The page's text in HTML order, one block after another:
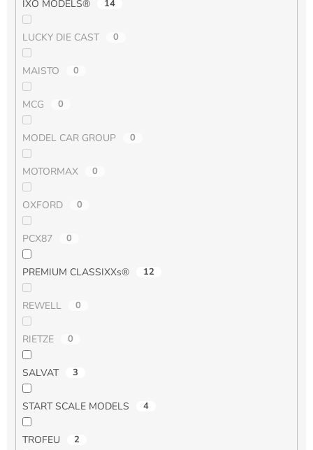
IXO MODELS® 14
LUCKY DIE CAST 0
MAISTO 0
MCG 0
MODEL CAR GROUP 0
MOTORMAX 0
OXFORD 0
PCX87 0
PREMIUM CLASSIXXs® 12
REWELL 0
RIETZE 0
SALVAT 3
START SCALE MODELS 4
TROFEU 2